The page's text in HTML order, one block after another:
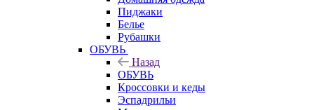
Пиджаки
Белье
Рубашки
ОБУВЬ
Назад
ОБУВЬ
Кроссовки и кеды
Эспадрильи